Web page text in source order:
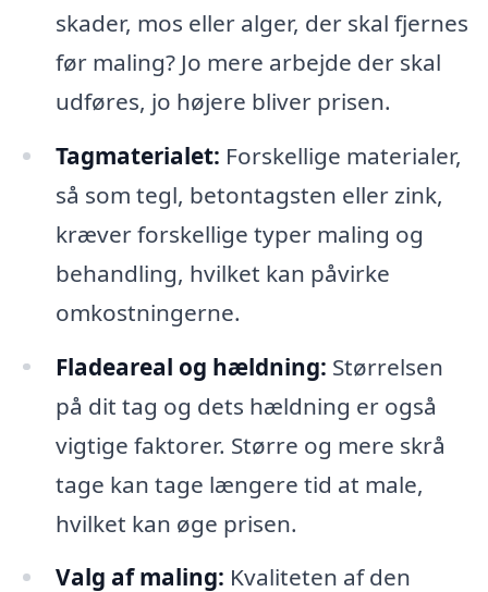
skader, mos eller alger, der skal fjernes
før maling? Jo mere arbejde der skal
udføres, jo højere bliver prisen.
Tagmaterialet: Forskellige materialer,
så som tegl, betontagsten eller zink,
kræver forskellige typer maling og
behandling, hvilket kan påvirke
omkostningerne.
Fladeareal og hældning: Størrelsen
på dit tag og dets hældning er også
vigtige faktorer. Større og mere skrå
tage kan tage længere tid at male,
hvilket kan øge prisen.
Valg af maling: Kvaliteten af den